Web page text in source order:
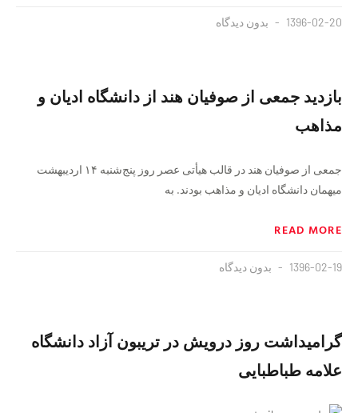
1396-02-20 بدون دیدگاه
بازدید جمعی از صوفیان هند از دانشگاه ادیان و
مذاهب
جمعی از صوفیان هند در قالب هیأتی عصر روز پنج‌شنبه ۱۴ اردیبهشت
میهمان دانشگاه ادیان و مذاهب بودند. به
READ MORE
1396-02-19 بدون دیدگاه
گرامیداشت روز درویش در تریبون آزاد دانشگاه
علامه طباطبایی